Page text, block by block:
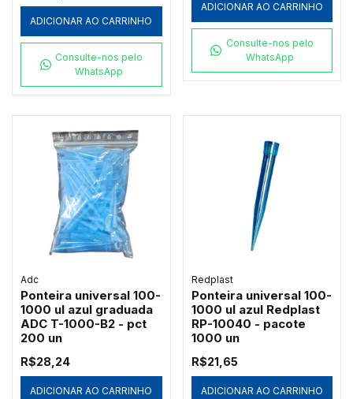
ADICIONAR AO CARRINHO
Consulte-nos pelo
WhatsApp
ADICIONAR AO CARRINHO
Consulte-nos pelo
WhatsApp
Adc
Ponteira universal 100-
1000 ul azul graduada
ADC T-1000-B2 - pct
200 un
R$28,24
ADICIONAR AO CARRINHO
Redplast
Ponteira universal 100-
1000 ul azul Redplast
RP-10040 - pacote
1000 un
R$21,65
ADICIONAR AO CARRINHO